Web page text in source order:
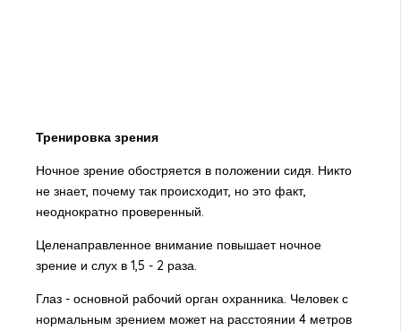
Тренировка зрения
Ночное зрение обостряется в положении сидя. Никто
не знает, почему так происходит, но это факт,
неоднократно проверенный.
Целенаправленное внимание повышает ночное
зрение и слух в 1,5 - 2 раза.
Глаз - основной рабочий орган охранника. Человек с
нормальным зрением может на расстоянии 4 метров